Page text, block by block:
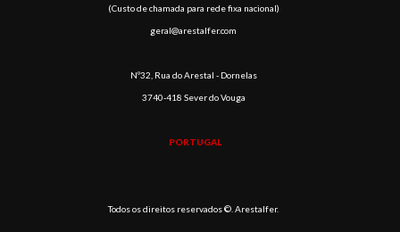
(Custo de chamada para rede fixa nacional)
geral@arestalfer.com
Nº32, Rua do Arestal - Dornelas
3740-418 Sever do Vouga
PORTUGAL
Todos os direitos reservados ©. Arestalfer.